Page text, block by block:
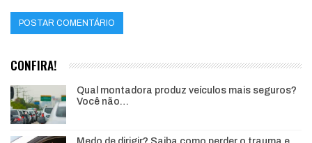
CONFIRA!
Qual montadora produz veículos mais seguros?
Você não…